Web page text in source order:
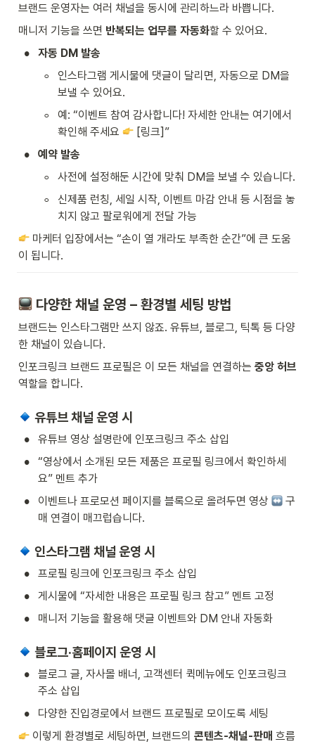
브랜드 운영자는 여러 채널을 동시에 관리하느라 바쁩니다.
매니저 기능을 쓰면 반복되는 업무를 자동화할 수 있어요.
• 자동 DM 발송
◦
인스타그램 게시물에 댓글이 달리면, 자동으로 DM을
보낼 수 있어요.
◦
예: “이벤트 참여 감사합니다! 자세한 안내는 여기에서
확인해 주세요
[링크]”
• 예약 발송
◦ 사전에 설정해둔 시간에 맞춰 DM을 보낼 수 있습니다.
◦
신제품 런칭, 세일 시작, 이벤트 마감 안내 등 시점을 놓
치지 않고 팔로워에게 전달 가능
마케터 입장에서는 “손이 열 개라도 부족한 순간”에 큰 도움
이 됩니다.
다양한 채널 운영 – 환경별 세팅 방법
브랜드는 인스타그램만 쓰지 않죠. 유튜브, 블로그, 틱톡 등 다양
한 채널이 있습니다.
인포크링크 브랜드 프로필은 이 모든 채널을 연결하는 중앙 허브
역할을 합니다.
유튜브 채널 운영 시
• 유튜브 영상 설명란에 인포크링크 주소 삽입
•
“영상에서 소개된 모든 제품은 프로필 링크에서 확인하세
요” 멘트 추가
• 이벤트나 프로모션 페이지를 블록으로 올려두면 영상
구
매 연결이 매끄럽습니다.
인스타그램 채널 운영 시
• 프로필 링크에 인포크링크 주소 삽입
• 게시물에 “자세한 내용은 프로필 링크 참고” 멘트 고정
• 매니저 기능을 활용해 댓글 이벤트와 DM 안내 자동화
블로그·홈페이지 운영 시
•
블로그 글, 자사몰 배너, 고객센터 퀵메뉴에도 인포크링크
주소 삽입
•
다양한 진입경로에서 브랜드 프로필로 모이도록 세팅
이렇게 환경별로 세팅하면, 브랜드의 콘텐츠-채널-판매 흐름